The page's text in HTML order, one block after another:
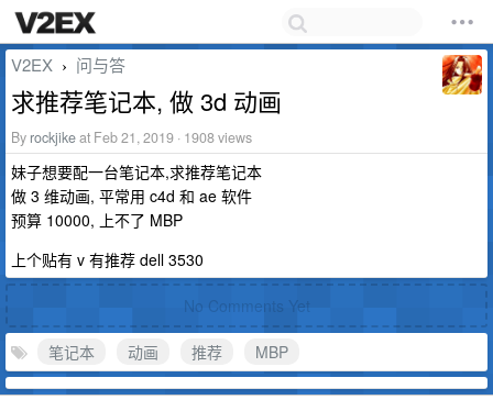
V2EX › 问与答
求推荐笔记本, 做 3d 动画
By rockjikeat Feb 21, 2019 · 1908 views
妹子想要配一台笔记本,求推荐笔记本
做 3 维动画, 平常用 c4d 和 ae 软件
预算 10000, 上不了 MBP
上个贴有 v 有推荐 dell 3530
No Comments Yet
笔记本 动画 推荐 MBP